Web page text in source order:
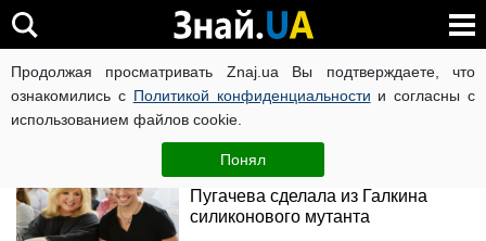
Продолжая просматривать Znaj.ua Вы подтверждаете, что
ознакомились с Политикой конфиденциальности и согласны с
использованием файлов cookie.
Понял
Алла Пугачова
"Подкаблучный губошлеп":
Пугачева сделала из Галкина
силиконового мутанта